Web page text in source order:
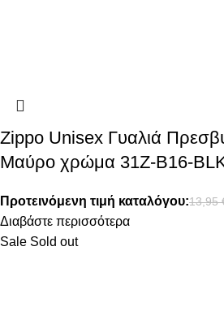
Zippo Unisex Γυαλιά
Μαύρο χρώμα 31Z-B16-
Προτεινόμενη τιμή καταλόγου:13,95
Διαβάστε περισσότερα
Sale Sold out